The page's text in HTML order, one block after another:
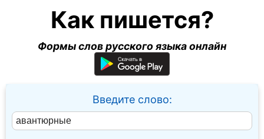
Как пишется?
Формы слов русского языка онлайн
Введите слово: